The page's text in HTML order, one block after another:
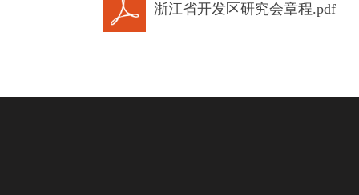
浙江省开发区研究会章程.pdf